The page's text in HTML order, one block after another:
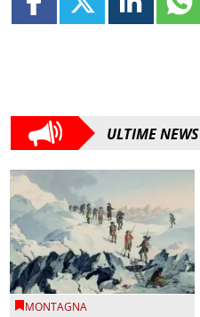
ULTIME NEWS
MONTAGNA